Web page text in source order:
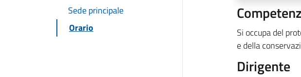
Sede principale
Orario
Si occupa del
e della
Dirigente